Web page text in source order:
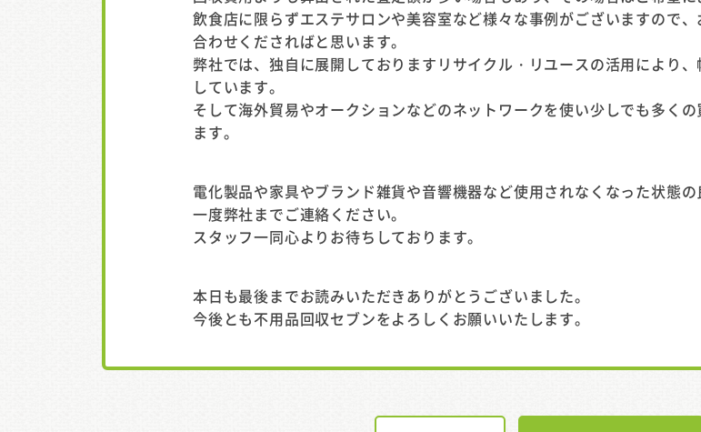
飲食店に限らずエステサロンや美容室など様々な事例がございますので
合わせくださればと思います。
弊社では、独自に展開しておりますリサイクル・リユースの活用により
しています。
そして海外貿易やオークションなどのネットワークを使い少しでも多く
ます。
電化製品や家具やブランド雑貨や音響機器など使用されなくなった状態
一度弊社までご連絡ください。
スタッフ一同心よりお待ちしております。
本日も最後までお読みいただきありがとうございました。
今後とも不用品回収セブンをよろしくお願いいたします。